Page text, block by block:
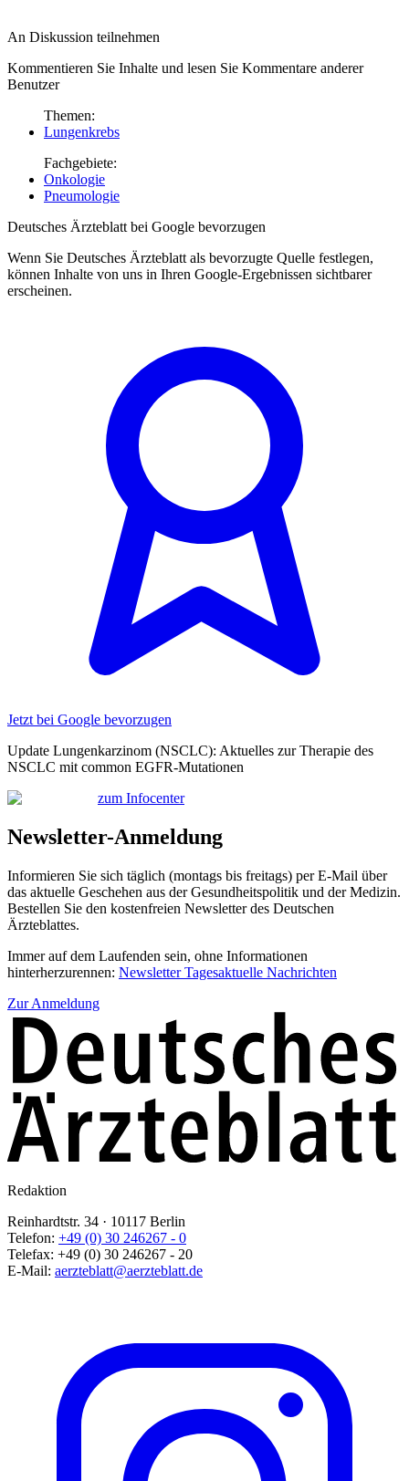
An Diskussion teilnehmen
Kommentieren Sie Inhalte und lesen Sie Kommentare anderer
Benutzer
Themen:
Lungenkrebs
Fachgebiete:
Onkologie
Pneumologie
Deutsches Ärzteblatt bei Google bevorzugen
Wenn Sie Deutsches Ärzteblatt als bevorzugte Quelle festlegen,
können Inhalte von uns in Ihren Google-Ergebnissen sichtbarer
erscheinen.
Jetzt bei Google bevorzugen
Update Lungenkarzinom (NSCLC): Aktuelles zur Therapie des
NSCLC mit common EGFR-Mutationen
zum Infocenter
Newsletter-Anmeldung
Informieren Sie sich täglich (montags bis freitags) per E-Mail über
das aktuelle Geschehen aus der Gesundheitspolitik und der Medizin.
Bestellen Sie den kostenfreien Newsletter des Deutschen
Ärzteblattes.
Immer auf dem Laufenden sein, ohne Informationen
hinterherzurennen: Newsletter Tagesaktuelle Nachrichten
Zur Anmeldung
Redaktion
Reinhardtstr. 34 · 10117 Berlin
Telefon: +49 (0) 30 246267 - 0
Telefax: +49 (0) 30 246267 - 20
E-Mail: aerzteblatt@aerzteblatt.de